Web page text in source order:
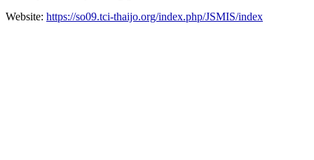
Website: https://so09.tci-thaijo.org/index.php/JSMIS/index